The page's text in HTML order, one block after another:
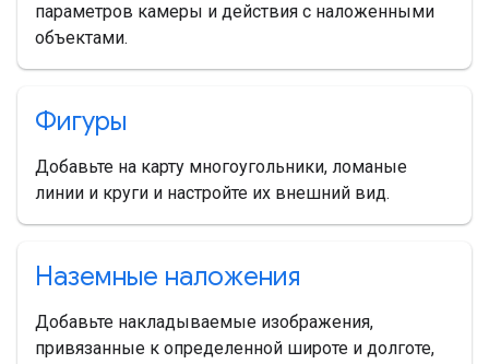
параметров камеры и действия с наложенными
объектами.
Фигуры
Добавьте на карту многоугольники, ломаные
линии и круги и настройте их внешний вид.
Наземные наложения
Добавьте накладываемые изображения,
привязанные к определенной широте и долготе,